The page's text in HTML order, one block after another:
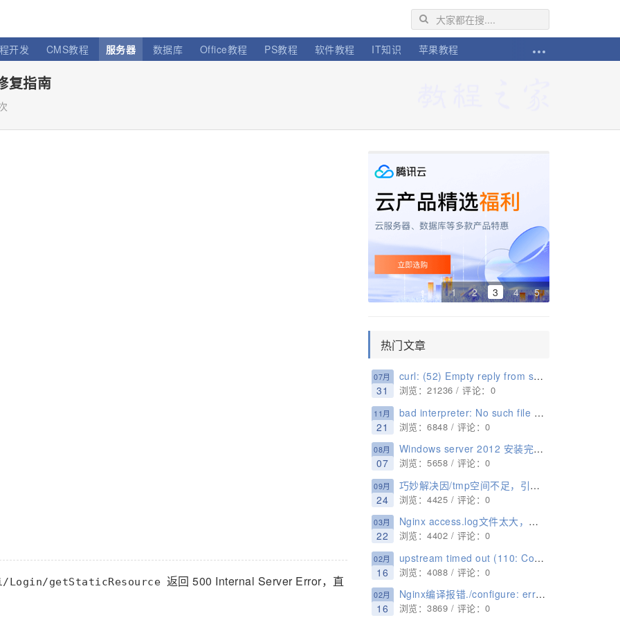
开发 CMS教程 服务器 数据库 Office教程 PS教程 软件教程 IT知识 苹果教程
复指南
getStaticResource 返回 500 Internal Server Error，直
1 2 3 4 5
热门文章
07月
31
curl: (52) Empty reply from server解决方法
浏览：21236 / 评论：0
11月
21
bad interpreter: No such file or directory 解决方法
浏览：6848 / 评论：0
08月
07
Windows server 2012 安装完不显示桌面只显示命令行的原因以及解决办法
浏览：5658 / 评论：0
09月
24
巧妙解决因/tmp空间不足，引起No space left on device的问题
浏览：4425 / 评论：0
03月
22
Nginx access.log文件太大，自动释放清理
浏览：4402 / 评论：0
02月
16
upstream timed out (110: Connection timed out) while reading response header from upstream解决办法
浏览：4088 / 评论：0
02月
16
Nginx编译报错./configure: error: SSL modules require the OpenSSL library. 解决办法
浏览：3869 / 评论：0